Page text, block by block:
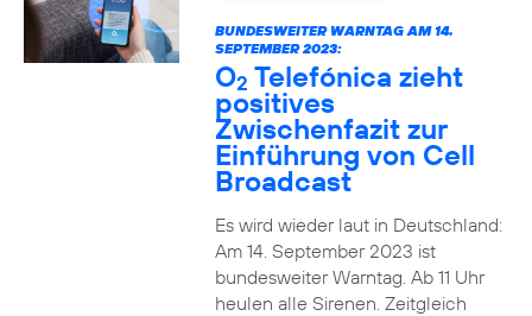
BUNDESWEITER WARNTAG AM 14.
SEPTEMBER 2023:
O2 Telefónica zieht
positives
Zwischenfazit zur
Einführung von Cell
Broadcast
Es wird wieder laut in Deutschland:
Am 14. September 2023 ist
bundesweiter Warntag. Ab 11 Uhr
heulen alle Sirenen. Zeitgleich